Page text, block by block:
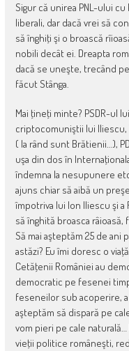
Sigur că unirea PNL-ului
liberali, dar dacă vrei să
să înghiţi şi o broască
nobili decât ei. Dreapta
dacă se uneşte, trecând
făcut Stânga.
Mai ţineţi minte? PSDR-ul
criptocomuniştii lui
( la rând sunt Brătienii…),
uşa din dos în
îndemna la nesupunere
ajuns chiar să aibă un
împotriva lui Ion Iliescu şi
să înghită broasca
Să mai aşteptăm 25 de ani
astăzi? Eu îmi doresc o
Cetăţenii României au
democratic pe fesenei
feseneilor sub acoperire,
aşteptăm să dispară pe
vom pieri pe cale
vieţii politice româneşti,